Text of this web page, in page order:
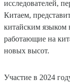
исследователей,
Китаем,
китайским языком
работающие на
новых высот.
Участие в 2024